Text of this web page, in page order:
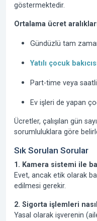
göstermektedir.
Ortalama ücret
Gündüzlü tam
Yatılı çocuk
Part-time veya
Ev işleri de yapan
Ücretler, çalışılan gün
sorumluluklara göre
Sık Sorulan Sorular
1. Kamera sistemi ile
Evet, ancak etik olarak
edilmesi gerekir.
2. Sigorta işlemleri
Yasal olarak işverenin